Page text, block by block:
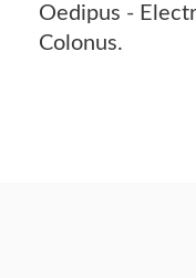
Oedipus -
Colonus.